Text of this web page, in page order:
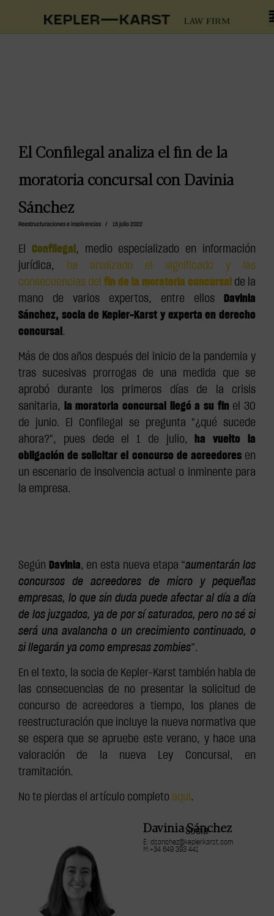
El Confilegal analiza el fin de la
moratoria concursal con Davinia
Sánchez
Reestructuraciones e insolvencias / 15 julio 2022
El Confilegal , medio especializado en información
jurídica,
ha analizado el significado y las
consecuencias del fin de la moratoria concursal de la
mano de varios expertos, entre ellos
Davinia
Sánchez, socia de Kepler-Karst y experta en derecho
concursal .
Más de dos años después del inicio de la pandemia y
tras sucesivas prorrogas de una medida que se
aprobó durante los primeros días de la crisis
sanitaria,
la moratoria concursal llegó a su fin el 30
de junio. El Confilegal se pregunta "¿qué sucede
ahora?", pues dede el 1 de julio,
ha vuelto la
obligación de solicitar el concurso de acreedores en
un escenario de insolvencia actual o inminente para
la empresa.
Según Davinia, en esta nueva etapa “aumentarán los
concursos de acreedores de micro y pequeñas
empresas, lo que sin duda puede afectar al día a día
de los juzgados, ya de por sí saturados, pero no sé si
será una avalancha o un crecimiento continuado, o
si llegarán ya como empresas zombies”.
En el texto, la socia de Kepler-Karst también habla de
las consecuencias de no presentar la solicitud de
concurso de acreedores a tiempo, los planes de
reestructuración que incluye la nueva normativa que
se espera que se apruebe este verano, y hace una
valoración de la nueva Ley Concursal, en
tramitación.
No te pierdas el artículo completo aquí .
Davinia Sánchez
Socia
E: dsanchez@keplerkarst.com
M:+34 649 393 441